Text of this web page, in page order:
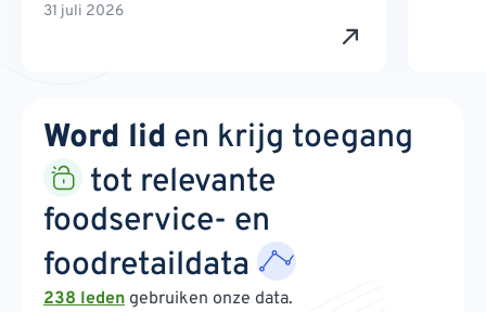
31 juli 2026
Word lid en krijg toegang
tot relevante
foodservice- en
foodretaildata
238 leden gebruiken onze data.